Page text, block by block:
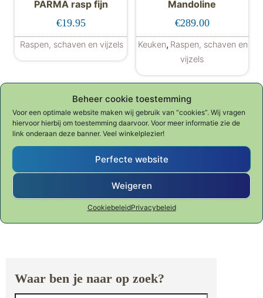
Beheer cookie toestemming
Voor een optimale website maken wij gebruik van “cookies”. Wij vragen
hiervoor hierbij om toestemming daarvoor. Voor meer informatie zie de
link onderaan deze banner. Veel winkelplezier!
Perfecte website
Weigeren
CookiebeleidPrivacybeleid
PARMA rasp fijn
€19.95
Raspen, schaven en vijzels
Mandoline
€289.00
Keuken, Raspen, schaven en
vijzels
Wiegemes RVS
€29.95
Passevite rvs klein
€33.95
Waar ben je naar op zoek?